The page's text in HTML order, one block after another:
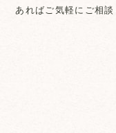
あればご気軽にご相談